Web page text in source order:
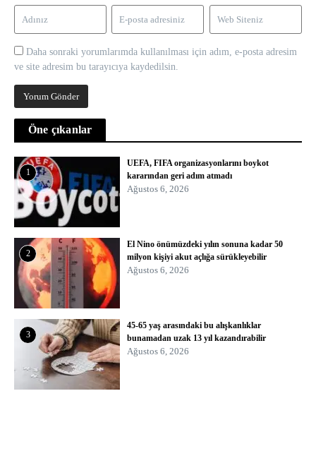
Daha sonraki yorumlarımda kullanılması için adım, e-posta adresim
ve site adresim bu tarayıcıya kaydedilsin.
Öne çıkanlar
1
UEFA, FIFA organizasyonlarını boykot
kararından geri adım atmadı
Ağustos 6, 2026
2
El Nino önümüzdeki yılın sonuna kadar 50
milyon kişiyi akut açlığa sürükleyebilir
Ağustos 6, 2026
3
45-65 yaş arasındaki bu alışkanlıklar
bunamadan uzak 13 yıl kazandırabilir
Ağustos 6, 2026